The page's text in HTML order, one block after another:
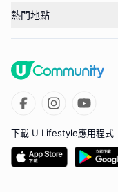
熱門地點
下載 U Lifestyle應用程式